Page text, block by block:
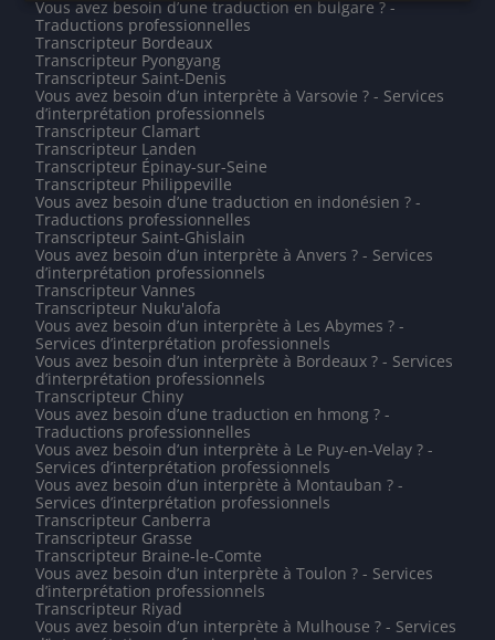
Vous avez besoin d’une traduction en bulgare ? -
Traductions professionnelles
Transcripteur Bordeaux
Transcripteur Pyongyang
Transcripteur Saint-Denis
Vous avez besoin d’un interprète à Varsovie ? - Services
d’interprétation professionnels
Transcripteur Clamart
Transcripteur Landen
Transcripteur Épinay-sur-Seine
Transcripteur Philippeville
Vous avez besoin d’une traduction en indonésien ? -
Traductions professionnelles
Transcripteur Saint-Ghislain
Vous avez besoin d’un interprète à Anvers ? - Services
d’interprétation professionnels
Transcripteur Vannes
Transcripteur Nuku'alofa
Vous avez besoin d’un interprète à Les Abymes ? -
Services d’interprétation professionnels
Vous avez besoin d’un interprète à Bordeaux ? - Services
d’interprétation professionnels
Transcripteur Chiny
Vous avez besoin d’une traduction en hmong ? -
Traductions professionnelles
Vous avez besoin d’un interprète à Le Puy-en-Velay ? -
Services d’interprétation professionnels
Vous avez besoin d’un interprète à Montauban ? -
Services d’interprétation professionnels
Transcripteur Canberra
Transcripteur Grasse
Transcripteur Braine-le-Comte
Vous avez besoin d’un interprète à Toulon ? - Services
d’interprétation professionnels
Transcripteur Riyad
Vous avez besoin d’un interprète à Mulhouse ? - Services